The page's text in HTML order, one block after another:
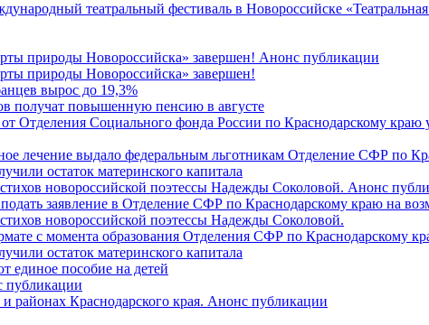
театральный фестиваль в Новороссийске «Театральная
природы Новороссийска» завершен! Анонс публикации
природы Новороссийска» завершен!
вырос до 19,3%
получат повышенную пенсию в августе
Отделения Социального фонда России по Краснодарскому краю
лечение выдало федеральным льготникам Отделение СФР по
остаток материнского капитала
новороссийской поэтессы Надежды Соколовой. Анонс
заявление в Отделение СФР по Краснодарскому краю на
новороссийской поэтессы Надежды Соколовой.
с момента образования Отделения СФР по Краснодарскому
остаток материнского капитала
единое пособие на детей
публикации
районах Краснодарского края. Анонс публикации